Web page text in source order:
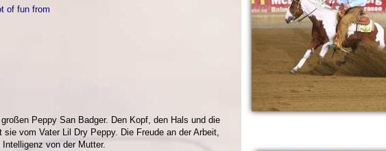
of fun from
Peppy San Badger. Den Kopf, den Hals und die
sie vom Vater Lil Dry Peppy. Die Freude an der Arbeit,
von der Mutter.